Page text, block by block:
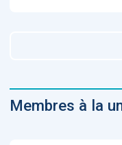
Membres à la